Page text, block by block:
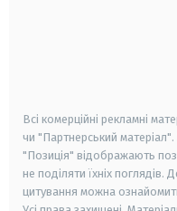
Всі комерційні рекламні
чи "Партнерський
"Позиція" відображають
не поділяти їхніх
цитування можна